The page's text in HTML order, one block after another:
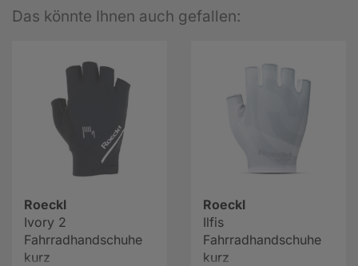
Das könnte Ihnen auch gefallen:
Roeckl
Ivory 2
Fahrradhandschuhe
kurz
Roeckl
Ilfis
Fahrradhandschuhe
kurz